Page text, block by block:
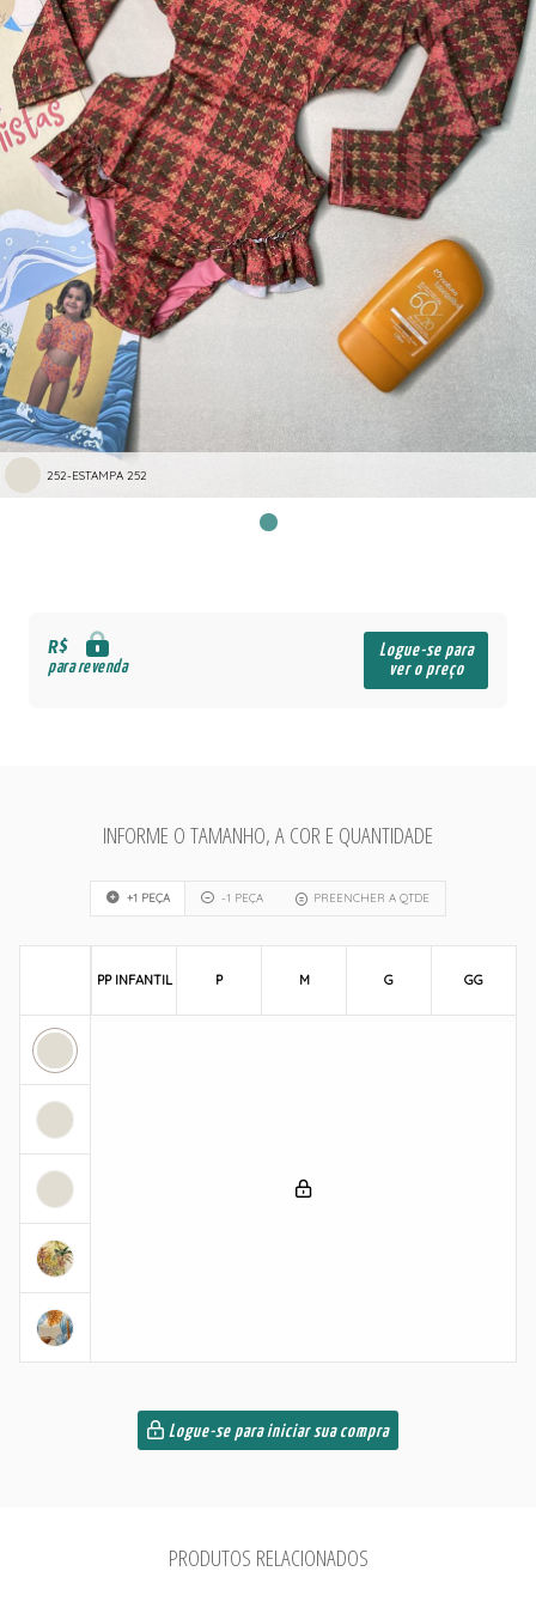
252-ESTAMPA 252
R$
para revenda
Logue-se para
ver o preço
INFORME O TAMANHO, A COR E QUANTIDADE
+1 PEÇA -1 PEÇA PREENCHER A QTDE
PP INFANTIL P M G GG
Logue-se para iniciar sua compra
PRODUTOS RELACIONADOS